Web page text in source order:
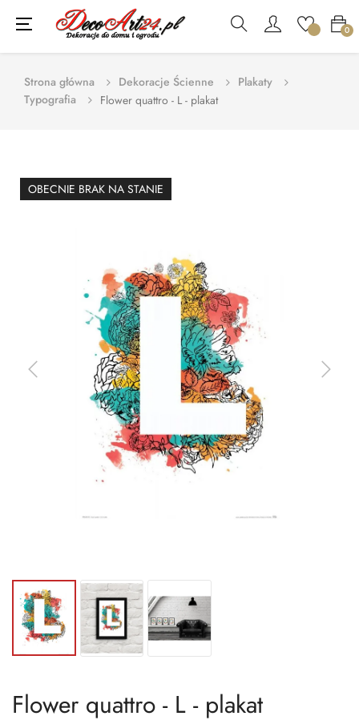
0
Toggle
navigation
☰
Strona główna Dekoracje Ścienne
Plakaty
Typografia
Flower quattro - L - plakat
OBECNIE BRAK NA STANIE
Flower quattro - L - plakat